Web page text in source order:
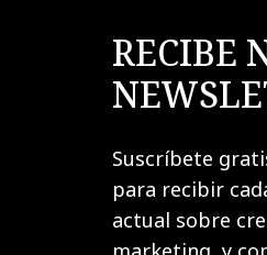
RECIBE
Suscríbete
para recibir
actual sobre